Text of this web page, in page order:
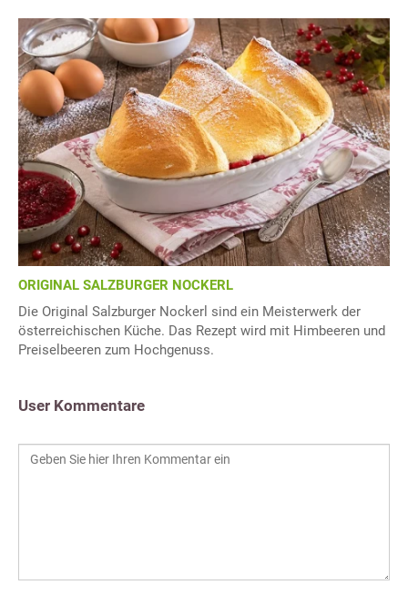
ORIGINAL SALZBURGER NOCKERL
Die Original Salzburger Nockerl sind ein Meisterwerk der
österreichischen Küche. Das Rezept wird mit Himbeeren und
Preiselbeeren zum Hochgenuss.
User Kommentare